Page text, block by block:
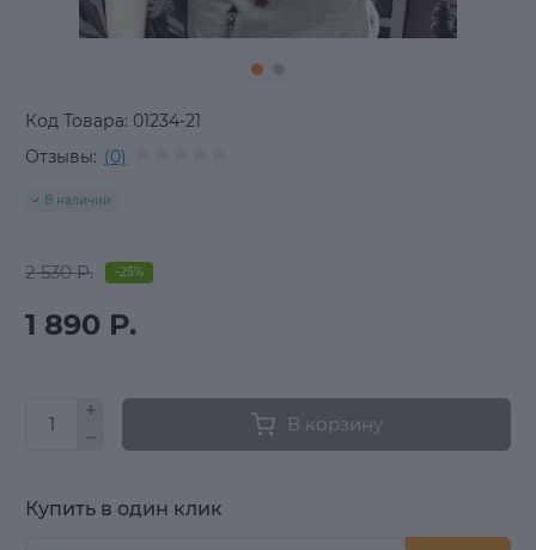
Код Товара: 01234-21
Отзывы: (0)
В наличии
2 530 Р. -25%
1 890 Р.
В корзину
Купить в один клик